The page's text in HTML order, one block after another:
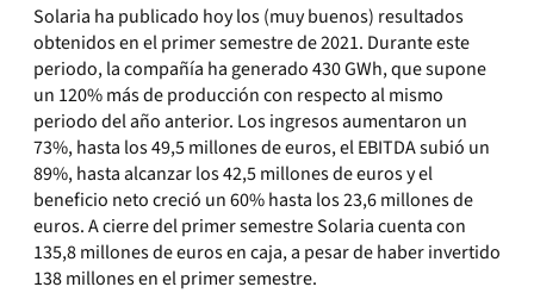
Solaria ha publicado hoy los (muy buenos) resultados
obtenidos en el primer semestre de 2021. Durante este
periodo, la compañía ha generado 430 GWh, que supone
un 120% más de producción con respecto al mismo
periodo del año anterior. Los ingresos aumentaron un
73%, hasta los 49,5 millones de euros, el EBITDA subió un
89%, hasta alcanzar los 42,5 millones de euros y el
beneficio neto creció un 60% hasta los 23,6 millones de
euros. A cierre del primer semestre Solaria cuenta con
135,8 millones de euros en caja, a pesar de haber invertido
138 millones en el primer semestre.